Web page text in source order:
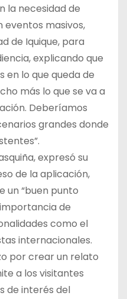
la necesidad de
masivos,
de Iquique, para
explicando que
en lo que queda de
más lo que se va a
Deberíamos
grandes donde
expresó su
de la aplicación,
un “buen punto
de
como el
internacionales.
por crear un relato
a los visitantes
de interés del